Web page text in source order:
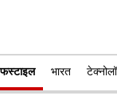
भारत